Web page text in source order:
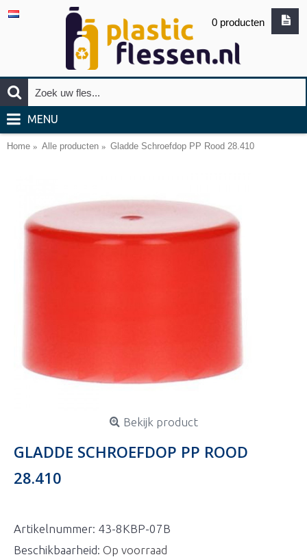
0 producten
MENU
Home Alle producten Gladde Schroefdop PP Rood 28.410
Bekijk product
GLADDE SCHROEFDOP PP ROOD
28.410
Artikelnummer: 43-8KBP-07B
Beschikbaarheid: Op voorraad